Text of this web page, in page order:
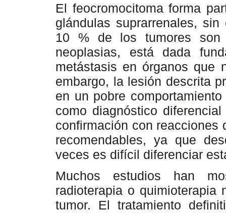
El feocromocitoma forma
glándulas suprarrenales,
10 % de los tumores son
neoplasias, está dada
metástasis en órganos que
embargo, la lesión descrita
en un pobre
como diagnóstico
confirmación con reacciones
recomendables, ya que
veces es difícil diferenciar
Muchos estudios han
radioterapia o quimioterapia
tumor. El tratamiento